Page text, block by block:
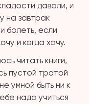
давали, и
на завтрак
болеть, если
и когда хочу.
читать книги,
пустой тратой
умной быть ни к
надо учиться